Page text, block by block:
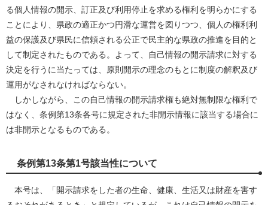
る個人情報の開示、訂正及び利用停止を求める権利を明らかにする
ことにより、県政の適正かつ円滑な運営を図りつつ、個人の権利利
益の保護及び県民に信頼される公正で民主的な県政の推進を目的と
して制定されたものである。よって、自己情報の開示請求に対する
決定を行うに当たっては、原則開示の理念のもとに制度の解釈及び
運用がなされなければならない。
しかしながら、この自己情報の開示請求権も絶対無制限な権利で
はなく、条例第13条各号に規定された非開示情報に該当する場合に
は非開示となるものである。
条例第13条第1号該当性について
本号は、「開示請求をした者の生命、健康、生活又は財産を害す